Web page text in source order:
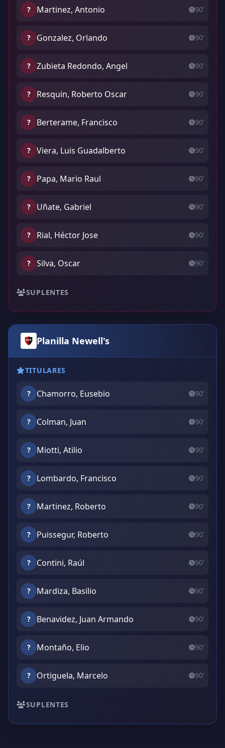
? Martinez, Antonio 90'
? Gonzalez, Orlando 90'
? Zubieta Redondo, Angel 90'
? Resquin, Roberto Oscar 90'
? Berterame, Francisco 90'
? Viera, Luis Guadalberto 90'
? Papa, Mario Raul 90'
? Uñate, Gabriel 90'
? Rial, Héctor Jose 90'
? Silva, Oscar 90'
SUPLENTES
Planilla Newell's
TITULARES
? Chamorro, Eusebio 90'
? Colman, Juan 90'
? Miotti, Atilio 90'
? Lombardo, Francisco 90'
? Martinez, Roberto 90'
? Puissegur, Roberto 90'
? Contini, Raúl 90'
? Mardiza, Basilio 90'
? Benavidez, Juan Armando 90'
? Montaño, Elio 90'
? Ortiguela, Marcelo 90'
SUPLENTES